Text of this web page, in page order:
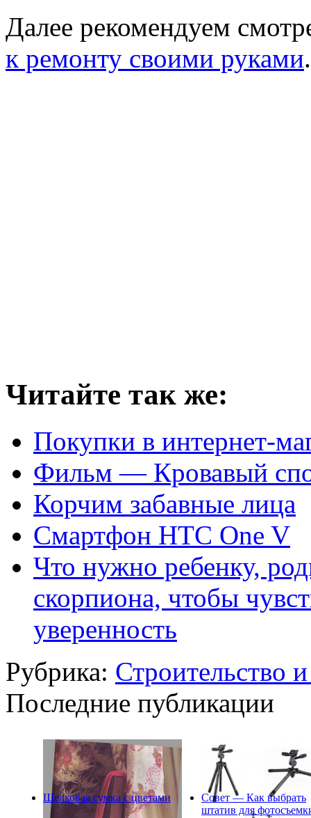
Далее рекомендуем
к ремонту своими руками.
Читайте так же:
Покупки в интернет-
Фильм — Кровавый
Корчим забавные лица
Смартфон HTC One V
Что нужно ребенку,
скорпиона, чтобы
уверенность
Рубрика: Строительство
Последние публикации
Шелковая сумка с цветами
Совет — Как выбрать
штатив для